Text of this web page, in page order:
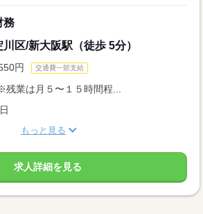
務
区/新大阪駅（徒歩 5分）
円 交通費一部支給
業は月５〜１５時間程...
もっと見る
求人詳細を見る